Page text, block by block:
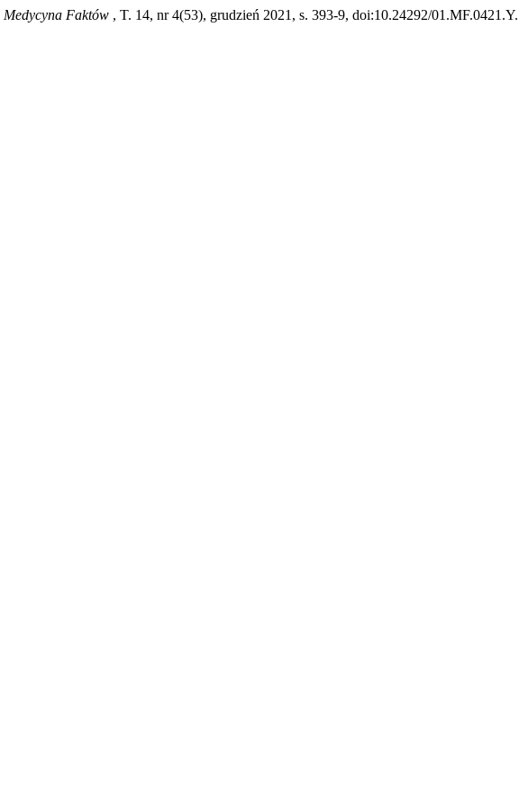
Medycyna Faktów , T. 14, nr 4(53), grudzień 2021, s. 393-9, doi:10.24292/01.MF.0421.Y.